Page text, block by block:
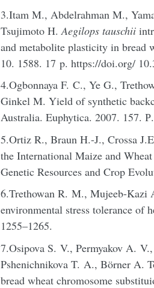
3.Itam M., Abdelrahman M.,
Tsujimoto H.Aegilops tauschii
and metabolite plasticity in bread
10. 1588. 17 p. https://doi.org/
4.Ogbonnaya F. C., Ye G.,
Ginkel M. Yield of synthetic
Australia. Euphytica. 2007. 157.
5.Ortiz R., Braun H.-J., Crossa
the International Maize and
Genetic Resources and Crop
6.Trethowan R. M., Mujeeb-Kazi
environmental stress tolerance of
1255–1265.
7.Osipova S. V., Permyakov A.
Pshenichnikova T. A., Börner A.
bread wheat chromosome